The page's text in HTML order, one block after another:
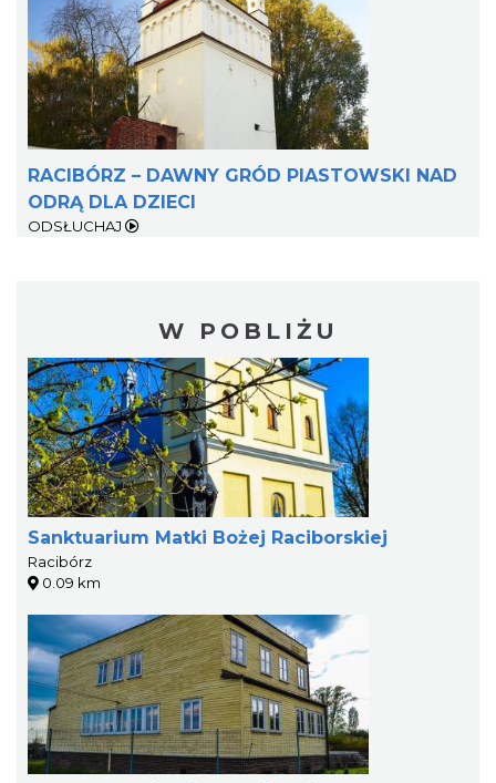
RACIBÓRZ – DAWNY GRÓD PIASTOWSKI NAD
ODRĄ DLA DZIECI
ODSŁUCHAJ
W POBLIŻU
Sanktuarium Matki Bożej Raciborskiej
Racibórz
0.09 km